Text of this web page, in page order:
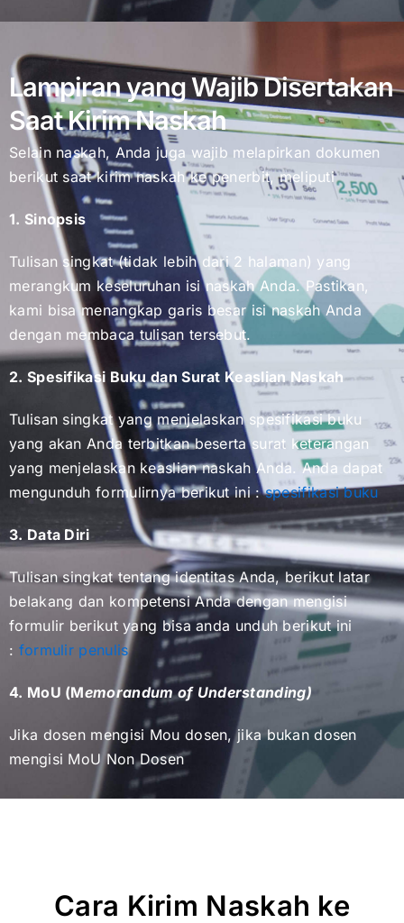
Lampiran yang Wajib Disertakan
Saat Kirim Naskah
Selain naskah, Anda juga wajib melapirkan dokumen
berikut saat kirim naskah ke penerbit, meliputi
1. Sinopsis
Tulisan singkat (tidak lebih dari 2 halaman) yang
merangkum keseluruhan isi naskah Anda. Pastikan,
kami bisa menangkap garis besar isi naskah Anda
dengan membaca tulisan tersebut.
2. Spesifikasi Buku dan Surat Keaslian Naskah
Tulisan singkat yang menjelaskan spesifikasi buku
yang akan Anda terbitkan beserta surat keterangan
yang menjelaskan keaslian naskah Anda. Anda dapat
mengunduh formulirnya berikut ini :spesifikasi buku
3. Data Diri
Tulisan singkat tentang identitas Anda, berikut latar
belakang dan kompetensi Anda dengan mengisi
formulir berikut yang bisa anda unduh berikut ini
: formulir penulis
4. MoU (Memorandum of Understanding)
Jika dosen mengisi Mou dosen, jika bukan dosen
mengisi MoU Non Dosen
Cara Kirim Naskah ke